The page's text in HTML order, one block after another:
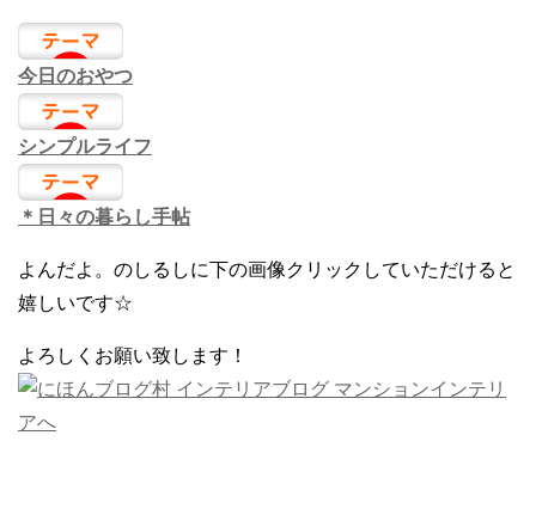
今日のおやつ
シンプルライフ
＊日々の暮らし手帖
よんだよ。のしるしに下の画像クリックしていただけると
嬉しいです☆
よろしくお願い致します！